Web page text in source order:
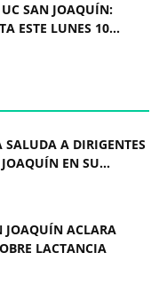
SAN JOAQUÍN:
ESTE LUNES 10...
SALUDA A DIRIGENTES
EN SU...
JOAQUÍN ACLARA
LACTANCIA